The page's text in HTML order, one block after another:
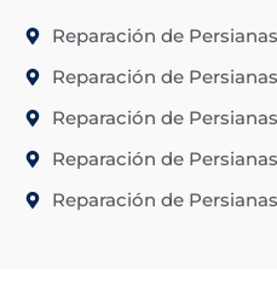
Reparación de
Reparación de
Reparación de
Reparación de
Reparación de